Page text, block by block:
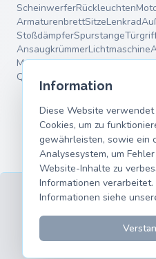
ScheinwerferRückleuchten
ArmaturenbrettSitzeLenkrad
StoßdämpferSpurstange
AnsaugkrümmerLichtmaschine
MotorlagerBremstrommel
Querlenker
AGBDatenschutzImpressum
© 2026 hank.parts S. L. -
Information
Diese Website
Cookies, um zu
gewährleisten, sowie ein
Analysesystem, um
Website-Inhalte zu
Informationen
Informationen siehe